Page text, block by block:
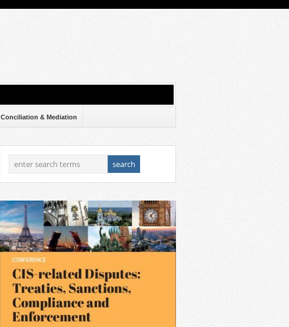
Conciliation & Mediation